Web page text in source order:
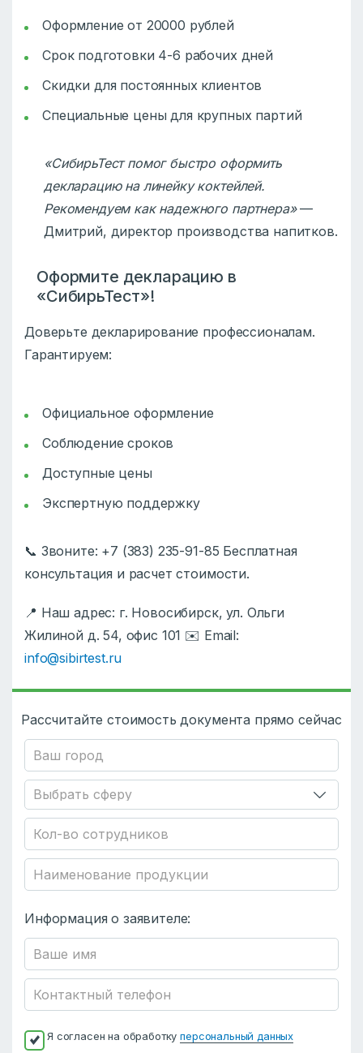
Оформление от 20000 рублей
Срок подготовки 4-6 рабочих дней
Скидки для постоянных клиентов
Специальные цены для крупных партий
«СибирьТест помог быстро оформить
декларацию на линейку коктейлей.
Рекомендуем как надежного партнера»—
Дмитрий, директор производства напитков.
Оформите декларацию в
«СибирьТест»!
Доверьте декларирование профессионалам.
Гарантируем:
Официальное оформление
Соблюдение сроков
Доступные цены
Экспертную поддержку
📞 Звоните: +7 (383) 235-91-85 Бесплатная
консультация и расчет стоимости.
📍 Наш адрес: г. Новосибирск, ул. Ольги
Жилиной д. 54, офис 101 ✉️ Email:
info@sibirtest.ru
Рассчитайте стоимость документа прямо сейчас
Информация о заявителе:
Я согласен на обработкуперсональный данных